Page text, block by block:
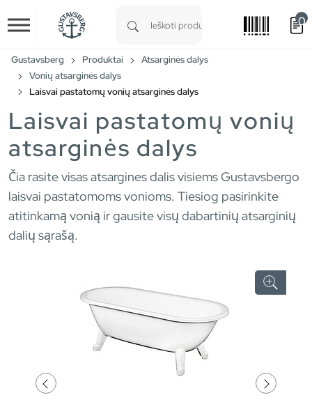
Skip to main content
0
Gustavsberg Produktai
Atsarginės dalys
Vonių atsarginės dalys
Laisvai pastatomų vonių atsarginės dalys
Laisvai pastatomų vonių
atsarginės dalys
Čia rasite visas atsargines dalis visiems Gustavsbergo
laisvai pastatomoms vonioms. Tiesiog pasirinkite
atitinkamą vonią ir gausite visų dabartinių atsarginių
dalių sąrašą.